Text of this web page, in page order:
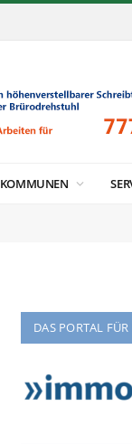
KOMMUNEN
DAS PORTAL